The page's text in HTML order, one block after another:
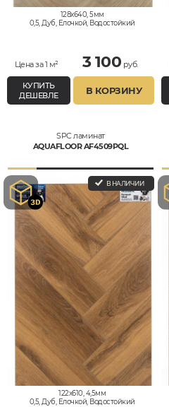
128x640, 5мм
0,5, Дуб, Елочкой, Водостойкий
Цена за 1 м² 3 100 руб.
КУПИТЬ
ДЕШЕВЛЕ
В КОРЗИНУ
SPC ламинат
AQUAFLOOR AF4509PQL
В НАЛИЧИИ
122x610, 4,5мм
0,5, Дуб, Елочкой, Водостойкий